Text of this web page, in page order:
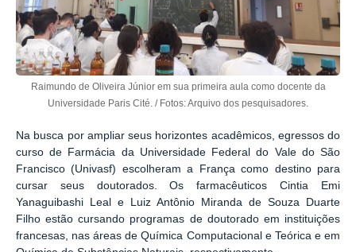
Raimundo de Oliveira Júnior em sua primeira aula como docente da
Universidade Paris Cité. / Fotos: Arquivo dos pesquisadores.
Na busca por ampliar seus horizontes acadêmicos, egressos do
curso de Farmácia da Universidade Federal do Vale do São
Francisco (Univasf) escolheram a França como destino para
cursar seus doutorados. Os farmacêuticos Cintia Emi
Yanaguibashi Leal e Luiz Antônio Miranda de Souza Duarte
Filho estão cursando programas de doutorado em instituições
francesas, nas áreas de Química Computacional e Teórica e em